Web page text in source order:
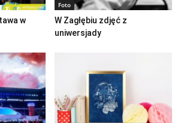
w
Foto
W Zagłębiu zdjęć z
uniwersjady